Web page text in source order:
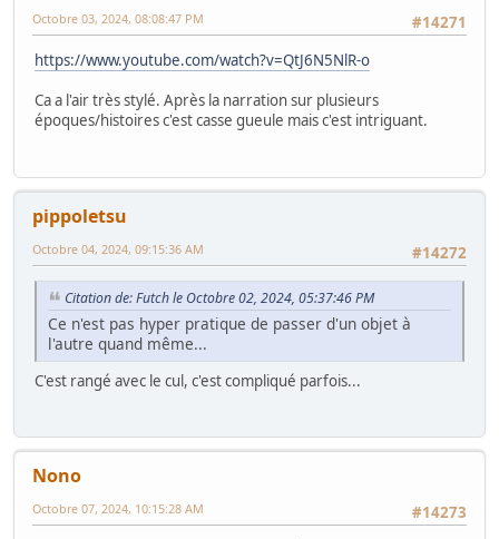
#14271
Octobre 03, 2024, 08:08:47 PM
https://www.youtube.com/watch?v=QtJ6N5NlR-o
Ca a l'air très stylé. Après la narration sur plusieurs
époques/histoires c'est casse gueule mais c'est intriguant.
pippoletsu
#14272
Octobre 04, 2024, 09:15:36 AM
Citation de: Futch le Octobre 02, 2024, 05:37:46 PM
Ce n'est pas hyper pratique de passer d'un objet à
l'autre quand même...
C'est rangé avec le cul, c'est compliqué parfois...
Nono
#14273
Octobre 07, 2024, 10:15:28 AM